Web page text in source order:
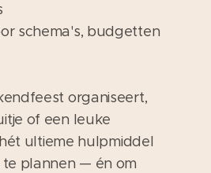
schema's, budgetten
organiseert,
of een leuke
ultieme hulpmiddel
plannen — én om